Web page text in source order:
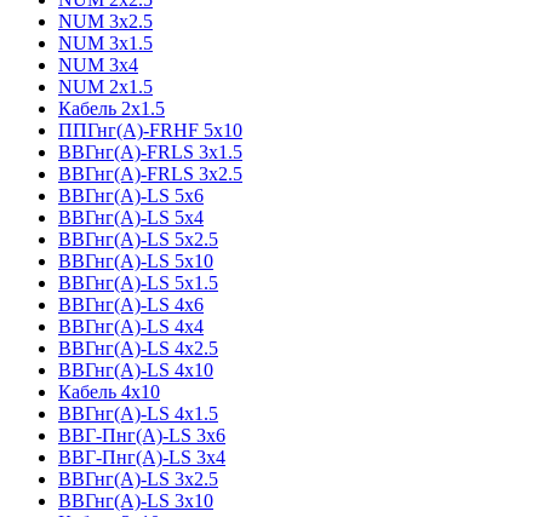
NUM 3x2.5
NUM 3x1.5
NUM 3x4
NUM 2x1.5
Кабель 2x1.5
ППГнг(А)-FRHF 5x10
ВВГнг(А)-FRLS 3x1.5
ВВГнг(А)-FRLS 3x2.5
ВВГнг(А)-LS 5x6
ВВГнг(А)-LS 5x4
ВВГнг(А)-LS 5x2.5
ВВГнг(А)-LS 5x10
ВВГнг(А)-LS 5x1.5
ВВГнг(А)-LS 4x6
ВВГнг(А)-LS 4x4
ВВГнг(А)-LS 4x2.5
ВВГнг(А)-LS 4x10
Кабель 4x10
ВВГнг(А)-LS 4x1.5
ВВГ-Пнг(А)-LS 3x6
ВВГ-Пнг(А)-LS 3x4
ВВГнг(А)-LS 3x2.5
ВВГнг(А)-LS 3x10